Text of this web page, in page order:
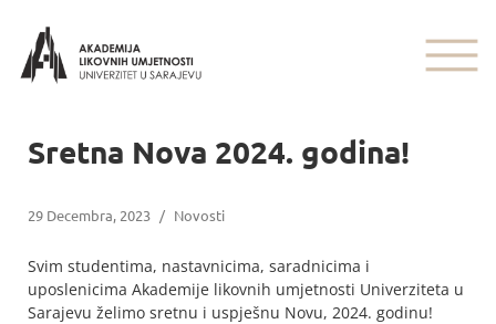
Sretna Nova 2024. godina!
29 Decembra, 2023 / Novosti
Svim studentima, nastavnicima, saradnicima i
uposlenicima Akademije likovnih umjetnosti Univerziteta u
Sarajevu želimo sretnu i uspješnu Novu, 2024. godinu!